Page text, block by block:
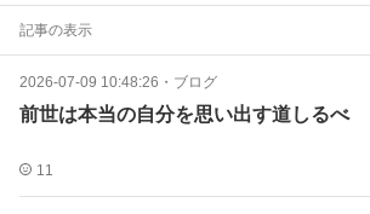
記事の表示
2026-07-09 10:48:26 ・ ブログ
前世は本当の自分を思い出す道しるべ
11